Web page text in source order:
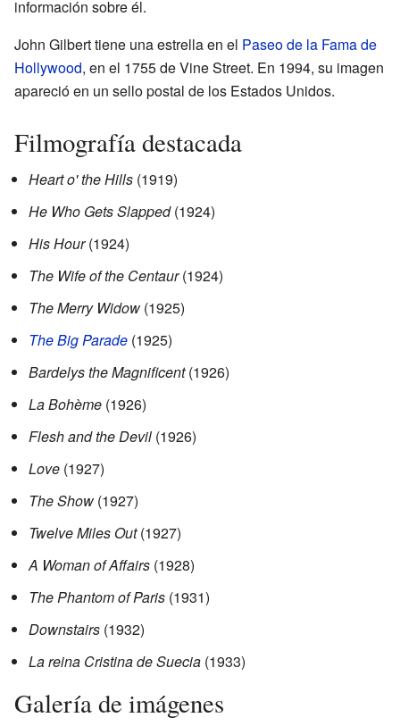
información sobre él.
John Gilbert tiene una estrella en el Paseo de la Fama de
Hollywood, en el 1755 de Vine Street. En 1994, su imagen
apareció en un sello postal de los Estados Unidos.
Filmografía destacada
Heart o' the Hills (1919)
He Who Gets Slapped(1924)
His Hour(1924)
The Wife of the Centaur(1924)
The Merry Widow (1925)
The Big Parade (1925)
Bardelys the Magnificent(1926)
La Bohème (1926)
Flesh and the Devil (1926)
Love (1927)
The Show (1927)
Twelve Miles Out(1927)
A Woman of Affairs (1928)
The Phantom of Paris (1931)
Downstairs (1932)
La reina Cristina de Suecia (1933)
Galería de imágenes